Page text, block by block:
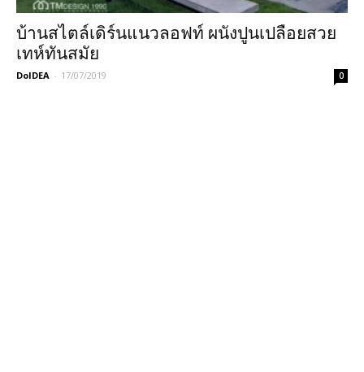
บ้านสไตล์เดิร์นแนวลอฟท์ ผนังปูนเปลือยสวย
เทห์ทันสมัย
DoIDEA - 17/07/2019 0